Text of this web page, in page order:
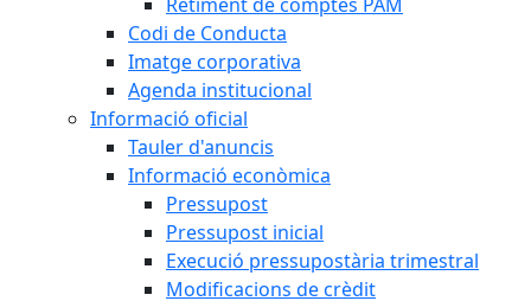
Codi de Conducta
Imatge corporativa
Agenda institucional
Informació oficial
Tauler d'anuncis
Informació econòmica
Pressupost
Pressupost inicial
Execució pressupostària trimestral
Modificacions de crèdit